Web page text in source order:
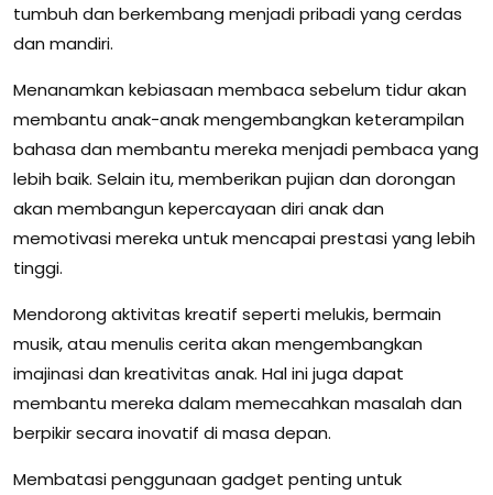
tumbuh dan berkembang menjadi pribadi yang cerdas
dan mandiri.
Menanamkan kebiasaan membaca sebelum tidur akan
membantu anak-anak mengembangkan keterampilan
bahasa dan membantu mereka menjadi pembaca yang
lebih baik. Selain itu, memberikan pujian dan dorongan
akan membangun kepercayaan diri anak dan
memotivasi mereka untuk mencapai prestasi yang lebih
tinggi.
Mendorong aktivitas kreatif seperti melukis, bermain
musik, atau menulis cerita akan mengembangkan
imajinasi dan kreativitas anak. Hal ini juga dapat
membantu mereka dalam memecahkan masalah dan
berpikir secara inovatif di masa depan.
Membatasi penggunaan gadget penting untuk